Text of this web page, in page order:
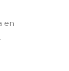
en